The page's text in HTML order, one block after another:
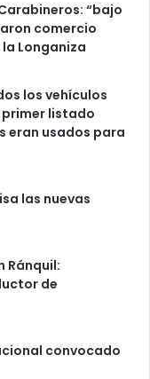
“bajo
comercio
Longaniza
los vehículos
listado
eran usados para
las nuevas
Ránquil:
de
convocado